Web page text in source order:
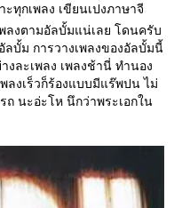
ทุกเพลง เขียนเปงภาษาจี
ลงตามอัลบั้มแน่เลย โดนครับ
บั้ม การวางเพลงของอัลบั้มนี้
งละเพลง เพลงช้านี่ ทำนอง
ลงเร็วก็ร้องแบบมีแร๊พปน ไม่
ถ นะอ่ะโห นึกว่าพระเอกใน